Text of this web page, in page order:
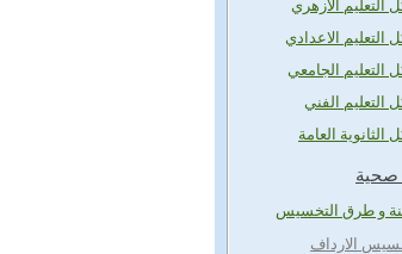
التعليم الازهري
التعليم الاعدادي
التعليم الجامعي
التعليم الفني
الثانوية العامة
صحية
و طرق التخسيس
الارداف